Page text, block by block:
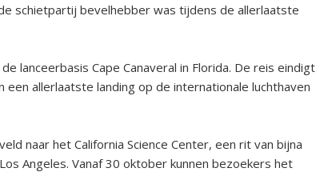
schietpartij bevelhebber was tijdens de allerlaatste
lanceerbasis Cape Canaveral in Florida. De reis eindigt
allerlaatste landing op de internationale luchthaven
naar het California Science Center, een rit van bijna
Angeles. Vanaf 30 oktober kunnen bezoekers het